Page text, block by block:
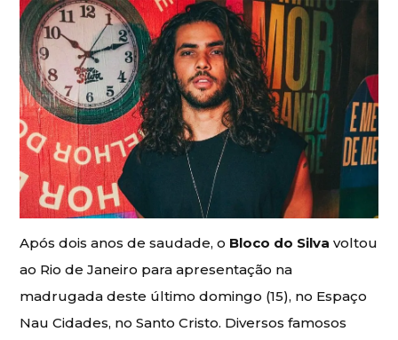
Após dois anos de saudade, o Bloco do Silva voltou
ao Rio de Janeiro para apresentação na
madrugada deste último domingo (15), no Espaço
Nau Cidades, no Santo Cristo. Diversos famosos